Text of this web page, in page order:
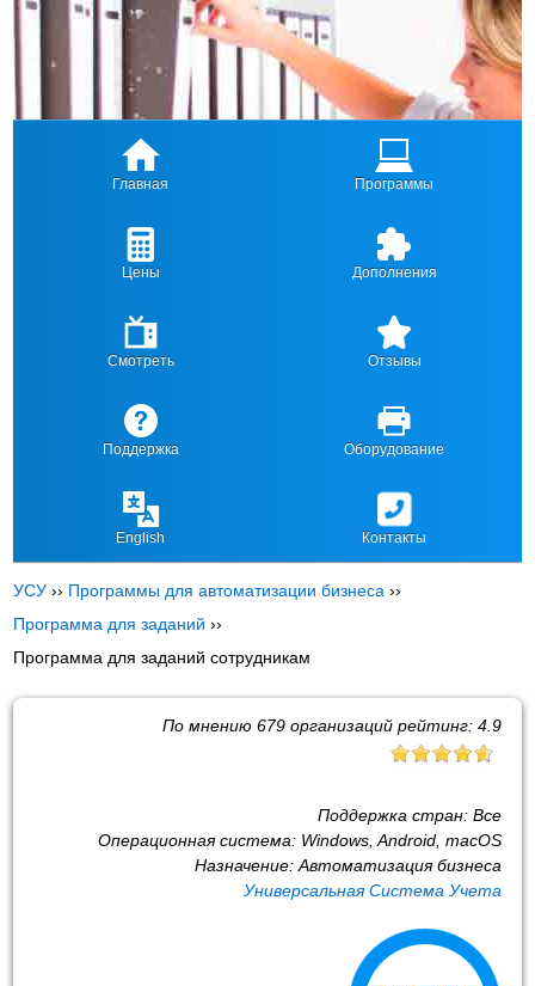
Главная Программы
Цены Дополнения
Смотреть Отзывы
Поддержка Оборудование
English Контакты
УСУ ›› Программы для автоматизации бизнеса ››
Программа для заданий ››
Программа для заданий сотрудникам
По мнению 679организаций рейтинг: 4.9
Поддержка стран: Все
Операционная система: Windows, Android, macOS
Назначение: Автоматизация бизнеса
Универсальная Система Учета